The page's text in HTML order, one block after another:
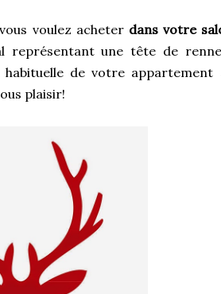
voulez acheter dans votre
représentant une tête de
de votre appartement
plaisir!